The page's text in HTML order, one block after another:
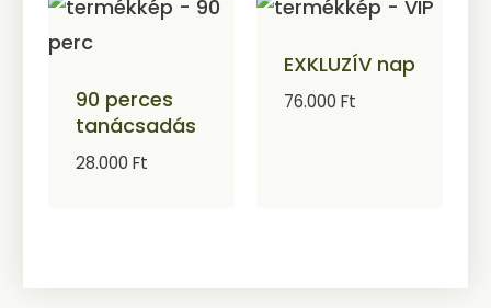
90 perces
tanácsadás
28.000 Ft
EXKLUZÍV nap
76.000 Ft